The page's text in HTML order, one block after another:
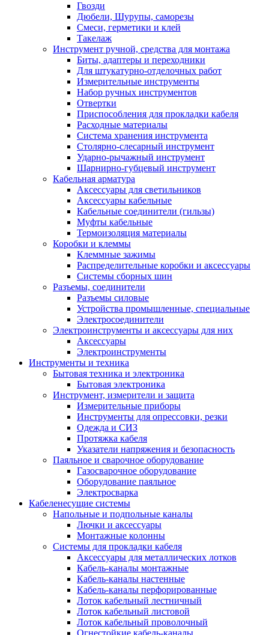
Гвозди
Дюбели, Шурупы, саморезы
Смеси, герметики и клей
Такелаж
Инструмент ручной, средства для монтажа
Биты, адаптеры и переходники
Для штукатурно-отделочных работ
Измерительные инструменты
Набор ручных инструментов
Отвертки
Приспособления для прокладки кабеля
Расходные материалы
Система хранения инструмента
Столярно-слесарный инструмент
Ударно-рычажный инструмент
Шарнирно-губцевый инструмент
Кабельная арматура
Аксессуары для светильников
Аксессуары кабельные
Кабельные соединители (гильзы)
Муфты кабельные
Термоизоляция материалы
Коробки и клеммы
Клеммные зажимы
Распределительные коробки и аксессуары
Системы сборных шин
Разъемы, соединители
Разъемы силовые
Устройства промышленные, специальные
Электросоединители
Электроинструменты и аксессуары для них
Аксессуары
Электроинструменты
Инструменты и техника
Бытовая техника и электроника
Бытовая электроника
Инструмент, измерители и защита
Измерительные приборы
Инструменты для опрессовки, резки
Одежда и СИЗ
Протяжка кабеля
Указатели напряжения и безопасность
Паяльное и сварочное оборудование
Газосварочное оборудование
Оборудование паяльное
Электросварка
Кабеленесущие системы
Напольные и подпольные каналы
Лючки и аксессуары
Монтажные колонны
Системы для прокладки кабеля
Аксессуары для металлических лотков
Кабель-каналы монтажные
Кабель-каналы настенные
Кабель-каналы перфорированные
Лоток кабельный лестничный
Лоток кабельный листовой
Лоток кабельный проволочный
Огнестойкие кабель-каналы